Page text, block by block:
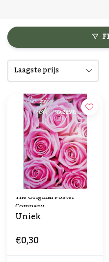
The Original Poster
Company
Uniek
€0,30